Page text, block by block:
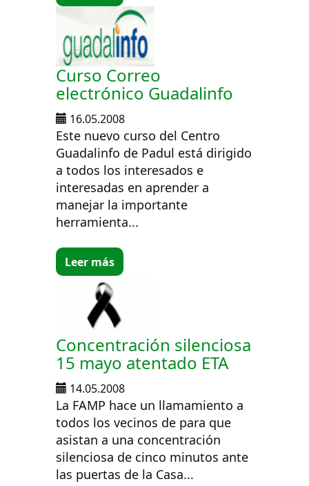
Curso Correo
electrónico Guadalinfo
16.05.2008
Este nuevo curso del Centro
Guadalinfo de Padul está dirigido
a todos los interesados e
interesadas en aprender a
manejar la importante
herramienta...
Leer más
Concentración silenciosa
15 mayo atentado ETA
14.05.2008
La FAMP hace un llamamiento a
todos los vecinos de para que
asistan a una concentración
silenciosa de cinco minutos ante
las puertas de la Casa...